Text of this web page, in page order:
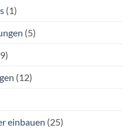
(1)
(5)
(12)
einbauen (25)